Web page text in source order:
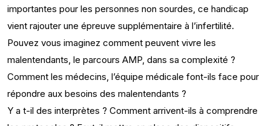
importantes pour les personnes non sourdes, ce handicap
vient rajouter une épreuve supplémentaire à l’infertilité.
Pouvez vous imaginez comment peuvent vivre les
malentendants, le parcours AMP, dans sa complexité ?
Comment les médecins, l’équipe médicale font-ils face pour
répondre aux besoins des malentendants ?
Y a t-il des interprètes ? Comment arrivent-ils à comprendre